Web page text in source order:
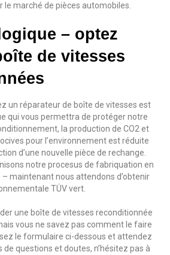
marché de pièces automobiles.
– optez
de vitesses
un réparateur de boîte de vitesses est
qui vous permettra de protéger notre
la production de CO2 et
pour l’environnement est réduite
d’une nouvelle pièce de rechange.
notre procesus de fabriquation en
maintenant nous attendons d’obtenir
TÜV vert.
une boîte de vitesses reconditionnée
vous ne savez pas comment le faire
le formulaire ci-dessous et attendez
de questions et doutes, n’hésitez pas à